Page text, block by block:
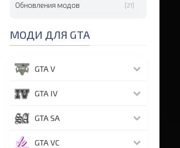
Обновления модов [21]
МОДИ ДЛЯ GTA
GTA V
GTA IV
GTA SA
GTA VC